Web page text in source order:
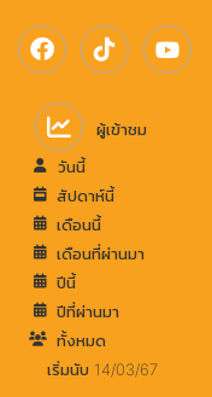
ผู้เข้าชม
วันนี้
สัปดาห์นี้
เดือนนี้
เดือนที่ผ่านมา
ปีนี้
ปีที่ผ่านมา
ทั้งหมด
เริ่มนับ 14/03/67